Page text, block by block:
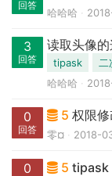
回答
哈哈哈
3
回答
读取头像
tipask
哈哈哈
0
回答
5 权限修
零¤ 2018-
0 5 tipask